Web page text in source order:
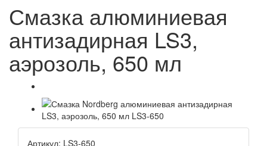
Смазка алюминиевая
антизадирная LS3,
аэрозоль, 650 мл
Артикул: LS3-650